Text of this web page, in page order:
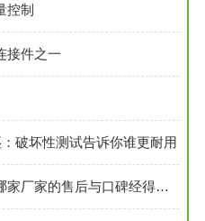
控制
接件之一
破坏性测试告诉你谁更耐用
国标法兰毛坯采购必看：哪家厂家的售后与口碑经得起考验？